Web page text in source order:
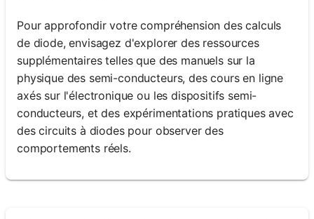
Pour approfondir votre compréhension des calculs
de diode, envisagez d'explorer des ressources
supplémentaires telles que des manuels sur la
physique des semi-conducteurs, des cours en ligne
axés sur l'électronique ou les dispositifs semi-
conducteurs, et des expérimentations pratiques avec
des circuits à diodes pour observer des
comportements réels.